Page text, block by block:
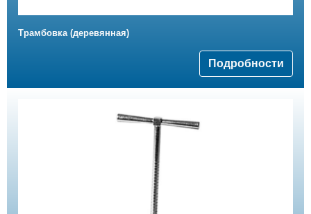
Трамбовка (деревянная)
Подробности